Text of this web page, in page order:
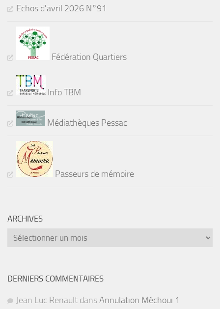
Echos d'avril 2026 N°91
Fédération Quartiers
Info TBM
Médiathèques Pessac
Passeurs de mémoire
ARCHIVES
Archives
DERNIERS COMMENTAIRES
Jean Luc Renault dansAnnulation Méchoui 1